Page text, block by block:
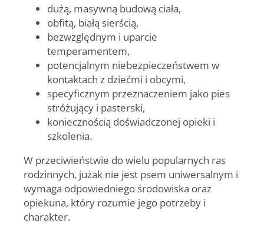
dużą, masywną budową ciała,
obfitą, białą sierścią,
bezwzględnym i uparcie
temperamentem,
potencjalnym niebezpieczeństwem w
kontaktach z dziećmi i obcymi,
specyficznym przeznaczeniem jako pies
stróżujący i pasterski,
koniecznością doświadczonej opieki i
szkolenia.
W przeciwieństwie do wielu popularnych ras
rodzinnych, jużak nie jest psem uniwersalnym i
wymaga odpowiedniego środowiska oraz
opiekuna, który rozumie jego potrzeby i
charakter.